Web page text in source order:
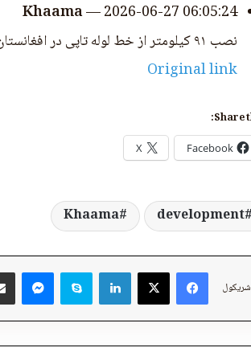
Khaama—2026-06-27 06:05:24
نصب ۹۱ کیلومتر از خط لوله تاپی در افغانستان
Original link
Share
Facebook
X
development
Khaama
شریکول
Facebook
X
LinkedIn
Skype